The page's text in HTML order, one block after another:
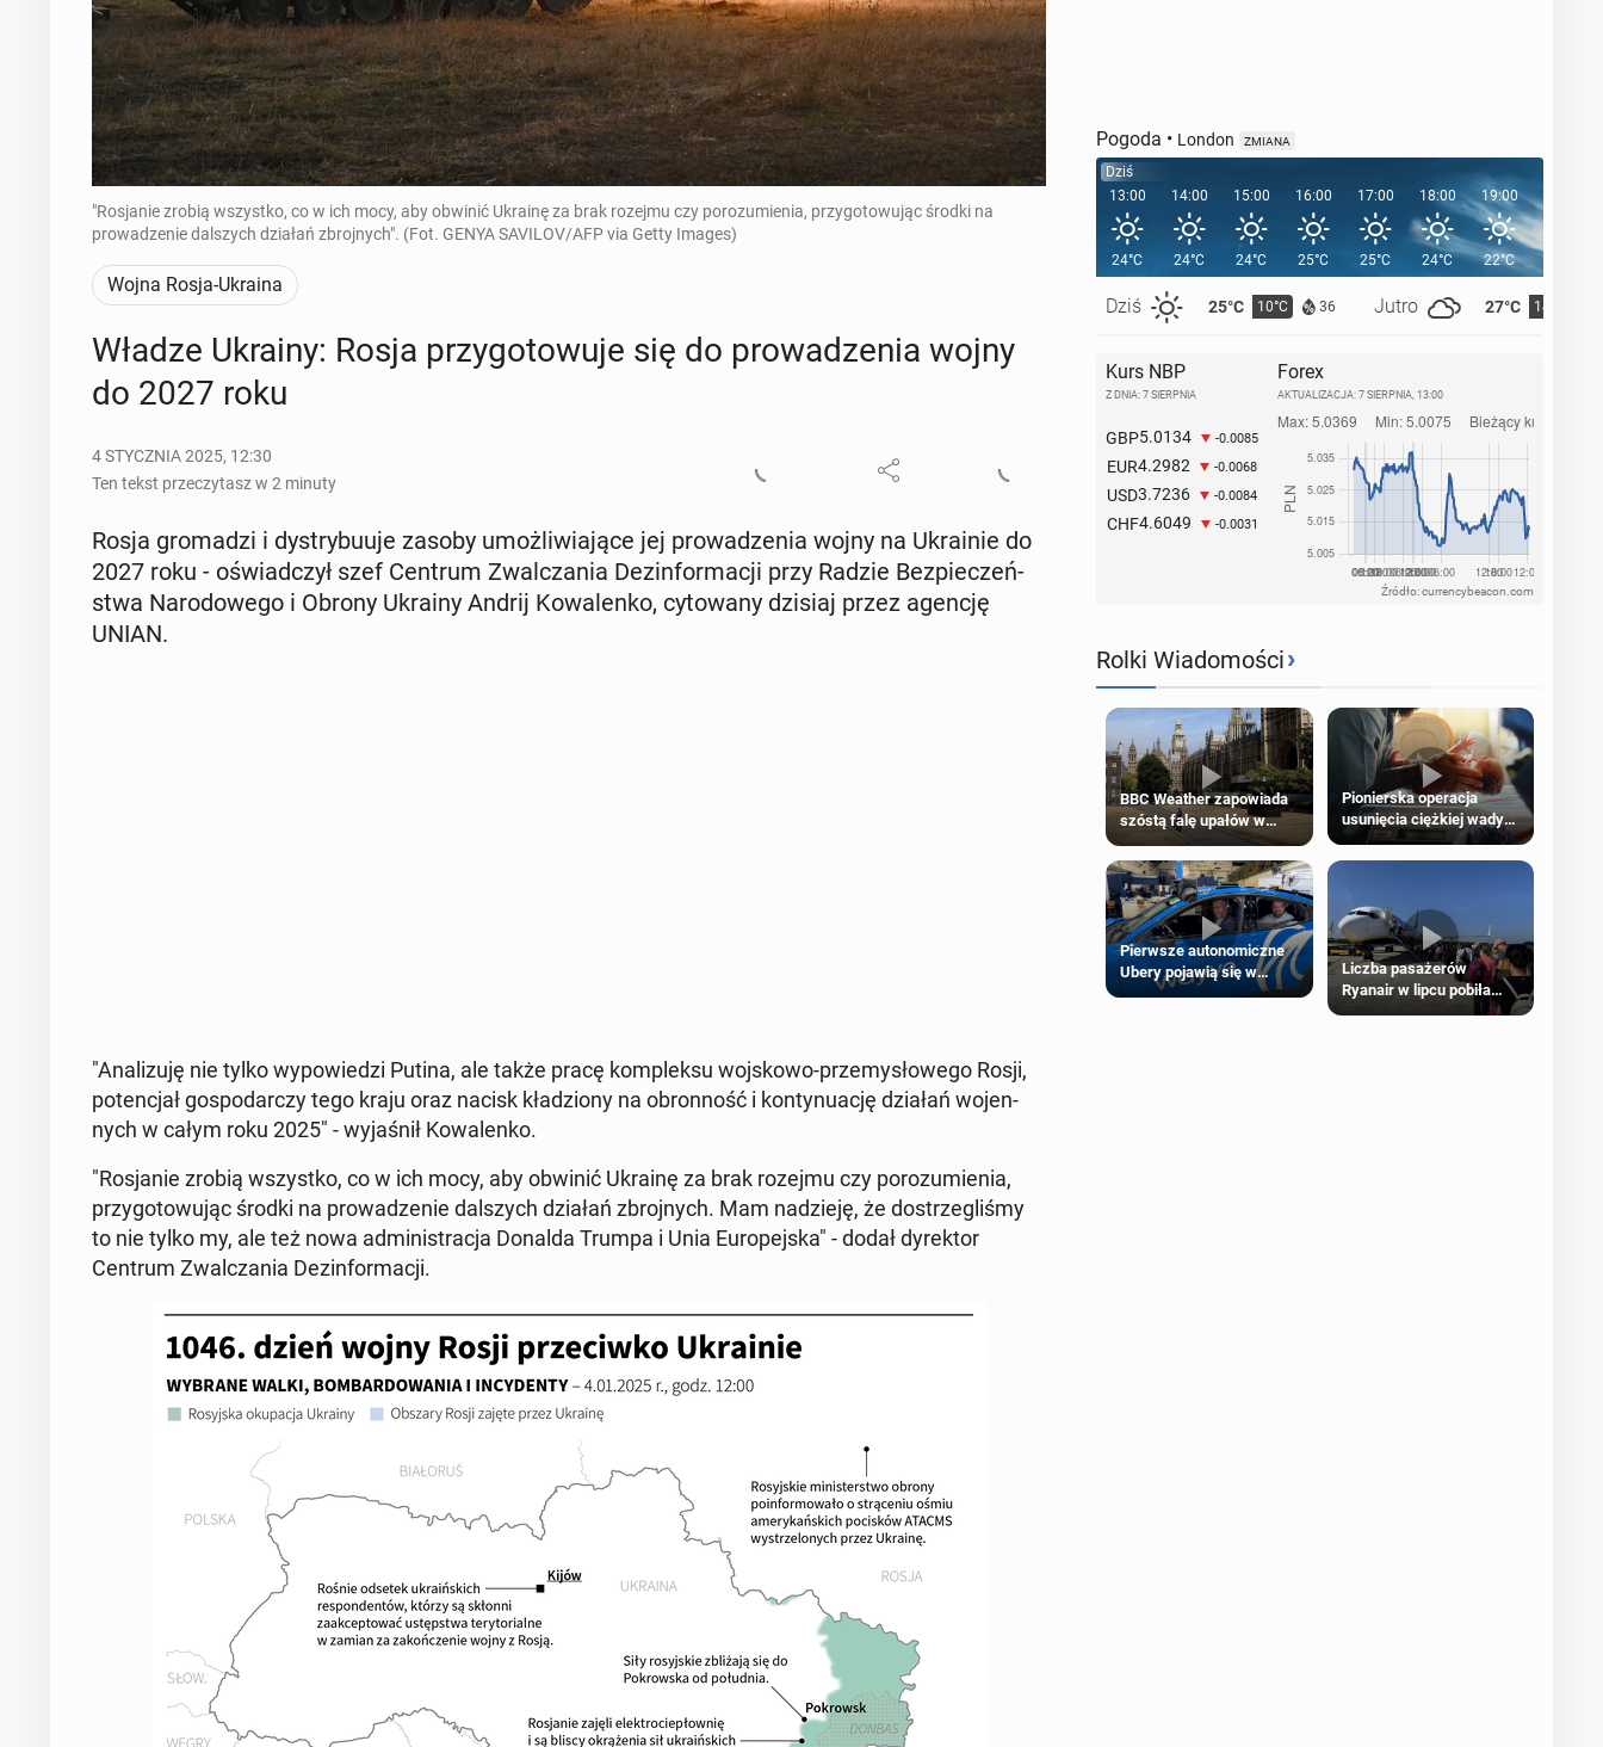
"Rosjanie zrobią wszystko, co w ich mocy, aby obwinić Ukrainę za brak rozejmu czy porozumienia, przygotowując środki na
prowadzenie dalszych działań zbrojnych". (Fot. GENYA SAVILOV/AFP via Getty Images)
Wojna Rosja-Ukraina
Władze Ukrainy: Rosja przy­go­to­wu­je się do pro­wa­dze­nia wojny
do 2027 roku
4 STYCZNIA 2025, 12:30
Ten tekst przeczytasz w 2 minuty
Rosja gro­ma­dzi i dys­try­bu­uje zasoby umoż­li­wia­ją­ce jej pro­wa­dze­nia wojny na Ukra­inie do
2027 roku - oświad­czył szef Centrum Zwal­cza­nia Dez­in­for­ma­cji przy Radzie Bez­pie­czeń­
stwa Na­ro­do­we­go i Obrony Ukrainy Andrij Ko­wa­len­ko, cy­to­wa­ny dzisiaj przez agencję
UNIAN.
"Ana­li­zu­ję nie tylko wy­po­wie­dzi Putina, ale także pracę kom­plek­su woj­sko­wo-prze­my­sło­we­go Rosji,
po­ten­cjał go­spo­dar­czy tego kraju oraz nacisk kła­dzio­ny na obron­ność i kon­ty­nu­ację działań wo­jen­
nych w całym roku 2025" - wy­ja­śnił Ko­wa­len­ko.
"Ro­sja­nie zrobią wszyst­ko, co w ich mocy, aby obwinić Ukrainę za brak rozejmu czy po­ro­zu­mie­nia,
przy­go­to­wu­jąc środki na pro­wa­dze­nie dal­szych działań zbroj­nych. Mam na­dzie­ję, że do­strze­gli­śmy
to nie tylko my, ale też nowa ad­mi­ni­stra­cja Donalda Trumpa i Unia Eu­ro­pej­ska" - dodał dy­rek­tor
Centrum Zwal­cza­nia Dez­in­for­ma­cji.
Pogoda • London ZMIANA
Dziś
13:00
24°C
Dziś 25°C 10°C 36 Jutro 27°C 14°C
14:00
24°C
15:00
24°C
16:00
25°C
17:00
25°C
18:00
24°C
19:00
22°C
20:00
Kurs NBP
Z DNIA: 7 SIERPNIA
GBP5.0134 -0.0085
EUR4.2982 -0.0068
USD3.7236 -0.0084
CHF4.6049 -0.0031
Forex
AKTUALIZACJA: 7 SIERPNIA, 13:00
Źródło: currencybeacon.com
Rolki Wiadomości›
BBC Weather zapowiada
szóstą falę upałów w
Pionierska operacja
usunięcia ciężkiej wady
wrodzonej płodu w łonie
matki
Pierwsze autonomiczne
Ubery pojawią się w
Londynie jeszcze tego
Liczba pasażerów
Ryanair w lipcu pobiła
rekord